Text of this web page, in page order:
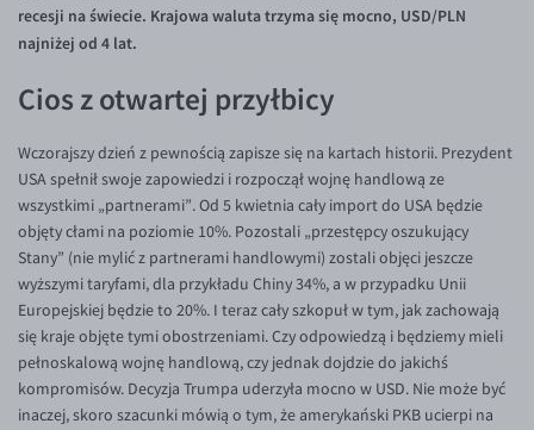
SEK/PLN
Inne pary walutowe
AUD/PLN
CAD/PLN
CNY/PLN
HKD/PLN
HUF/PLN
ILS/PLN
JPY/PLN
NZD/PLN
Program Afiliacyjny
Banki i przelewy
Aplikacja mobilna
Bezpieczeństwo
Pomoc
FAQ
Konto i opłaty
Wymiana walut
Banki i przelewy
Przelewy zagraniczne
Słowniczek
Komentarze walutowe
Poradnik
KONTAKT
Dla mediów
recesji na świecie. Krajowa waluta trzyma się mocno, USD/PLN
najniżej od 4 lat.
Cios z otwartej przyłbicy
Wczorajszy dzień z pewnością zapisze się na kartach historii. Prezydent
USA spełnił swoje zapowiedzi i rozpoczął wojnę handlową ze
wszystkimi „partnerami”. Od 5 kwietnia cały import do USA będzie
objęty cłami na poziomie 10%. Pozostali „przestępcy oszukujący
Stany” (nie mylić z partnerami handlowymi) zostali objęci jeszcze
wyższymi taryfami, dla przykładu Chiny 34%, a w przypadku Unii
Europejskiej będzie to 20%. I teraz cały szkopuł w tym, jak zachowają
się kraje objęte tymi obostrzeniami. Czy odpowiedzą i będziemy mieli
pełnoskalową wojnę handlową, czy jednak dojdzie do jakichś
kompromisów. Decyzja Trumpa uderzyła mocno w USD. Nie może być
inaczej, skoro szacunki mówią o tym, że amerykański PKB ucierpi na